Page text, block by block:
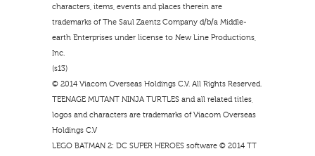
characters, items, events and places therein are
trademarks of The Saul Zaentz Company d/b/a Middle-
earth Enterprises under license to New Line Productions,
Inc.
(s13)
© 2014 Viacom Overseas Holdings C.V. All Rights Reserved.
TEENAGE MUTANT NINJA TURTLES and all related titles,
logos and characters are trademarks of Viacom Overseas
Holdings C.V
LEGO BATMAN 2: DC SUPER HEROES software © 2014 TT